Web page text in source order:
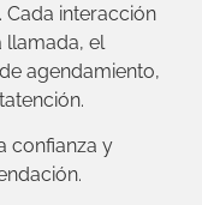
Cada interacción
llamada, el
agendamiento,
confianza y